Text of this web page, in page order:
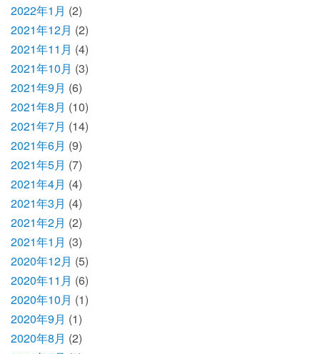
2022年1月 (2)
2021年12月 (2)
2021年11月 (4)
2021年10月 (3)
2021年9月 (6)
2021年8月 (10)
2021年7月 (14)
2021年6月 (9)
2021年5月 (7)
2021年4月 (4)
2021年3月 (4)
2021年2月 (2)
2021年1月 (3)
2020年12月 (5)
2020年11月 (6)
2020年10月 (1)
2020年9月 (1)
2020年8月 (2)